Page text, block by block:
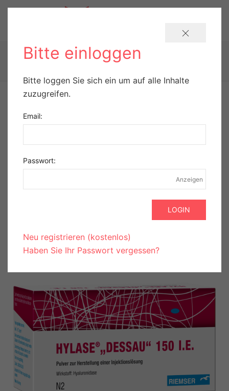
KATEGORIEN
HYLASE® „DESSAU“
EINLOGGEN UM INHALT ZU SEHEN
Bitte einloggen
Bitte loggen Sie sich ein um auf alle Inhalte
zuzugreifen.
Email:
Passwort:
Anzeigen
Neu registrieren (kostenlos)
Haben Sie Ihr Passwort vergessen?